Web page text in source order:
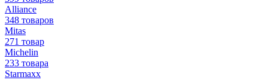
Alliance
348 товаров
Mitas
271 товар
Michelin
233 товара
Starmaxx